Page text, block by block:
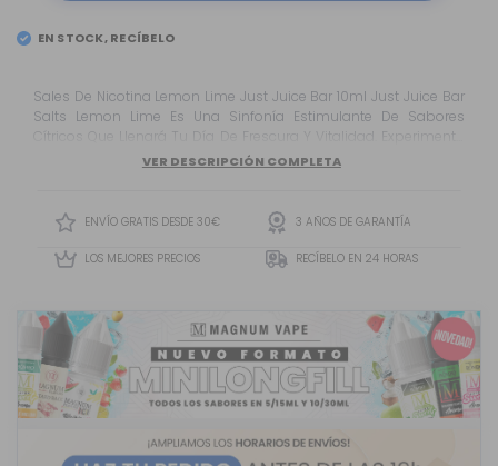
EN STOCK, RECÍBELO
Sales De Nicotina Lemon Lime Just Juice Bar 10ml Just Juice Bar
Salts Lemon Lime Es Una Sinfonía Estimulante De Sabores
Cítricos Que Llenará Tu Día De Frescura Y Vitalidad. Experimenta
El Estallido De Sabor Del Limón Fresco Entrelazado Con LaVER DESCRIPCIÓN COMPLETA
ENVÍO GRATIS DESDE 30€ 3 AÑOS DE GARANTÍA
LOS MEJORES PRECIOS RECÍBELO EN 24 HORAS